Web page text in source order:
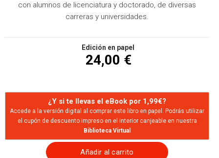
con alumnos de licenciatura y doctorado, de diversas
carreras y universidades.
Edición en papel
24,00 €
¿Y si te llevas el eBook por 1,99€?
Accede a la versión digital al comprar este libro en papel. Podrás utilizar
el cupón de descuento impreso en el interior canjeable en nuestra
Biblioteca Virtual
Añadir al carrito